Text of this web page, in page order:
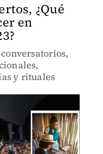
¿Qué
en
y rituales